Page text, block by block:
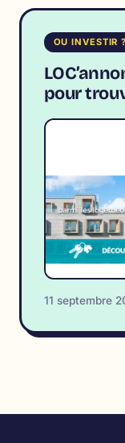
OU INVESTIR ?
pour
11 septembre